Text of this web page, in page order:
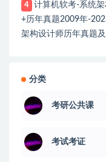
4
计算机软考-系统
+历年真题2009年-
架构设计师历年真题
分类
考研公共课
考试考证